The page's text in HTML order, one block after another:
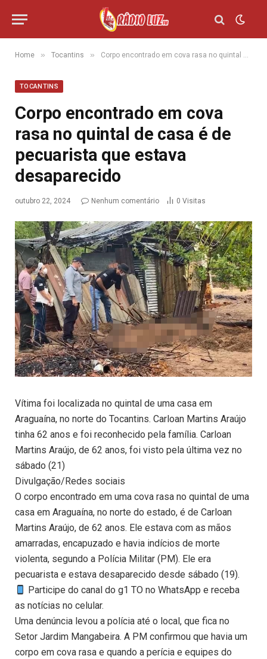
Home » Tocantins » Corpo encontrado em cova rasa no quintal de casa é de pecuarista que estava desaparecido
TOCANTINS
Corpo encontrado em cova
rasa no quintal de casa é de
pecuarista que estava
desaparecido
outubro 22, 2024 Nenhum comentário 0 Visitas
Vítima foi localizada no quintal de uma casa em
Araguaína, no norte do Tocantins. Carloan Martins Araújo
tinha 62 anos e foi reconhecido pela família. Carloan
Martins Araújo, de 62 anos, foi visto pela última vez no
sábado (21)
Divulgação/Redes sociais
O corpo encontrado em uma cova rasa no quintal de uma
casa em Araguaína, no norte do estado, é de Carloan
Martins Araújo, de 62 anos. Ele estava com as mãos
amarradas, encapuzado e havia indícios de morte
violenta, segundo a Polícia Militar (PM). Ele era
pecuarista e estava desaparecido desde sábado (19).
Participe do canal do g1 TO no WhatsApp e receba
as notícias no celular.
Uma denúncia levou a polícia até o local, que fica no
Setor Jardim Mangabeira. A PM confirmou que havia um
corpo em cova rasa e quando a perícia e equipes do